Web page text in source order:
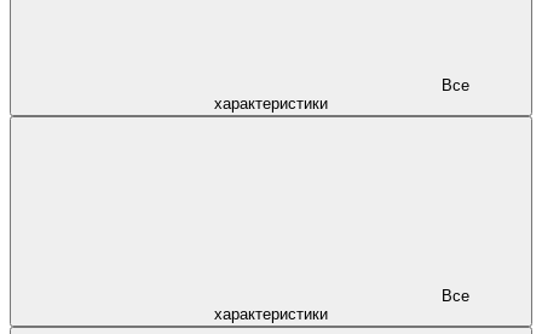
характеристики
характеристики